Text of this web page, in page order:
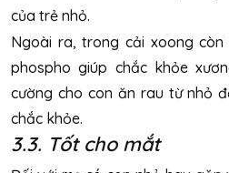
của trẻ nhỏ.
Ngoài ra, trong cải xoong còn
phospho giúp chắc khỏe
cường cho con ăn rau từ nhỏ
chắc khỏe.
3.3. Tốt cho mắt